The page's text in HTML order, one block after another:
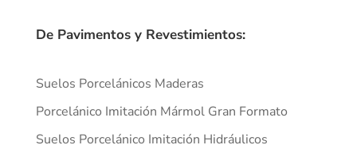
De Pavimentos y Revestimientos:
Suelos Porcelánicos Maderas
Porcelánico Imitación Mármol Gran Formato
Suelos Porcelánico Imitación Hidráulicos